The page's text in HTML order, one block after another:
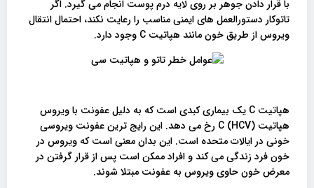
با قرار دادن جوهر بر روی لایه درم پوست انجام می گیرد. اگر
تاتوکار دستورالعمل های ایمنی مناسب را رعایت نکند، احتمال انتقال
ویروس از طریق خون مانند هپاتیت C وجود دارد.
هپاتیت C یک بیماری کبدی است که به دلیل عفونت با ویروس
هپاتیت C (HCV) رخ می دهد. این رایج ترین عفونت ویروسی
خونی در ایالات متحده است. این بدان معنی است که ویروس در
خون فرد زندگی می کند و افراد ممکن است پس از قرار گرفتن در
معرض خون حاوی ویروس به عفونت مبتلا شوند.